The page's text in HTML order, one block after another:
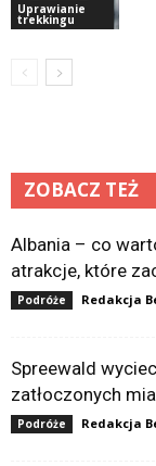
Uprawianie
trekkingu
ZOBACZ TEŻ
Albania – co
atrakcje, które
Podróże Redakcja
Spreewald
zatłoczonych
Podróże Redakcja